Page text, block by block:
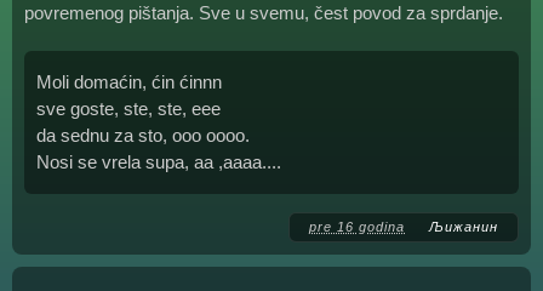
povremenog pištanja. Sve u svemu, čest povod za sprdanje.
Moli domaćin, ćin ćinnn
sve goste, ste, ste, eee
da sednu za sto, ooo oooo.
Nosi se vrela supa, aa ,aaaa....
pre 16 godina Љижанин